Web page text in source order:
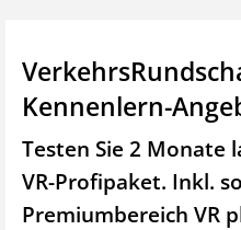
Kennenlern-
Testen Sie 2 Monate
VR-Profipaket. Inkl.
Premiumbereich VR